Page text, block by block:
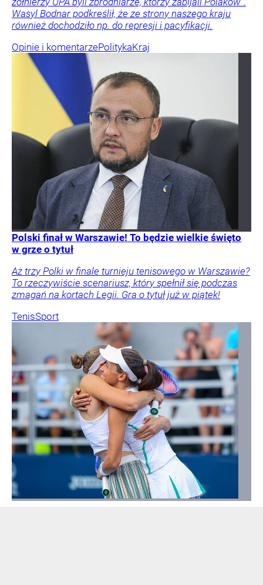
Wasyl Bodnar podkreślił, że ze strony naszego kraju
również dochodziło np. do represji i pacyfikacji.
Opinie i komentarzePolitykaKraj
Polski finał w Warszawie! To będzie wielkie święto
w grze o tytuł
Aż trzy Polki w finale turnieju tenisowego w Warszawie?
To rzeczywiście scenariusz, który spełnił się podczas
zmagań na kortach Legii. Gra o tytuł już w piątek!
TenisSport